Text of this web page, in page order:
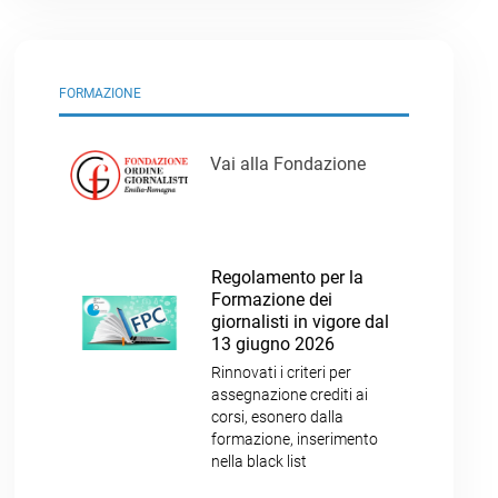
FORMAZIONE
Vai alla Fondazione
Regolamento per la
Formazione dei
giornalisti in vigore dal
13 giugno 2026
Rinnovati i criteri per
assegnazione crediti ai
corsi, esonero dalla
formazione, inserimento
nella black list